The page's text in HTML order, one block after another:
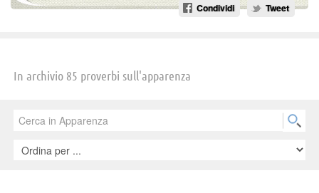
Condividi Tweet
In archivio 85 proverbi sull'apparenza